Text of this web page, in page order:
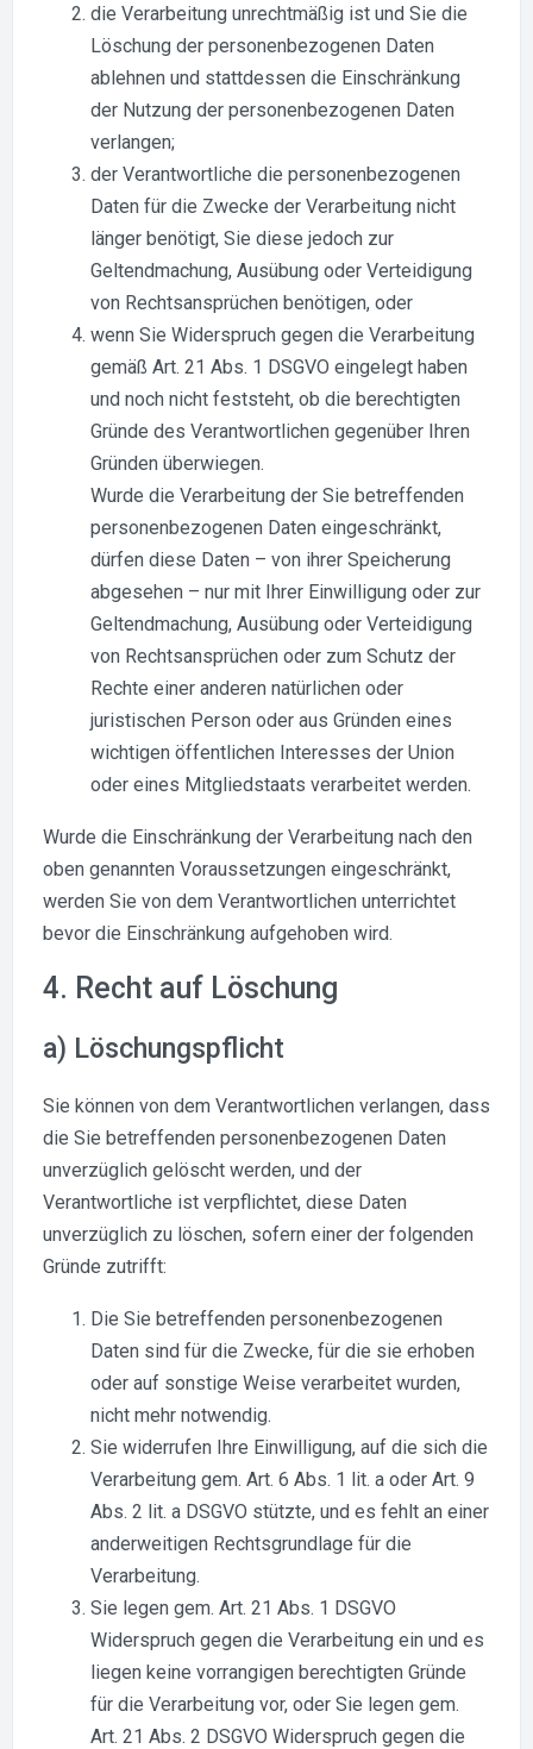
die Verarbeitung unrechtmäßig ist und Sie die
Löschung der personenbezogenen Daten
ablehnen und stattdessen die Einschränkung
der Nutzung der personenbezogenen Daten
verlangen;
der Verantwortliche die personenbezogenen
Daten für die Zwecke der Verarbeitung nicht
länger benötigt, Sie diese jedoch zur
Geltendmachung, Ausübung oder Verteidigung
von Rechtsansprüchen benötigen, oder
wenn Sie Widerspruch gegen die Verarbeitung
gemäß Art. 21 Abs. 1 DSGVO eingelegt haben
und noch nicht feststeht, ob die berechtigten
Gründe des Verantwortlichen gegenüber Ihren
Gründen überwiegen.
Wurde die Verarbeitung der Sie betreffenden
personenbezogenen Daten eingeschränkt,
dürfen diese Daten – von ihrer Speicherung
abgesehen – nur mit Ihrer Einwilligung oder zur
Geltendmachung, Ausübung oder Verteidigung
von Rechtsansprüchen oder zum Schutz der
Rechte einer anderen natürlichen oder
juristischen Person oder aus Gründen eines
wichtigen öffentlichen Interesses der Union
oder eines Mitgliedstaats verarbeitet werden.
Wurde die Einschränkung der Verarbeitung nach den
oben genannten Voraussetzungen eingeschränkt,
werden Sie von dem Verantwortlichen unterrichtet
bevor die Einschränkung aufgehoben wird.
4. Recht auf Löschung
a) Löschungspflicht
Sie können von dem Verantwortlichen verlangen, dass
die Sie betreffenden personenbezogenen Daten
unverzüglich gelöscht werden, und der
Verantwortliche ist verpflichtet, diese Daten
unverzüglich zu löschen, sofern einer der folgenden
Gründe zutrifft:
Die Sie betreffenden personenbezogenen
Daten sind für die Zwecke, für die sie erhoben
oder auf sonstige Weise verarbeitet wurden,
nicht mehr notwendig.
Sie widerrufen Ihre Einwilligung, auf die sich die
Verarbeitung gem. Art. 6 Abs. 1 lit. a oder Art. 9
Abs. 2 lit. a DSGVO stützte, und es fehlt an einer
anderweitigen Rechtsgrundlage für die
Verarbeitung.
Sie legen gem. Art. 21 Abs. 1 DSGVO
Widerspruch gegen die Verarbeitung ein und es
liegen keine vorrangigen berechtigten Gründe
für die Verarbeitung vor, oder Sie legen gem.
Art. 21 Abs. 2 DSGVO Widerspruch gegen die